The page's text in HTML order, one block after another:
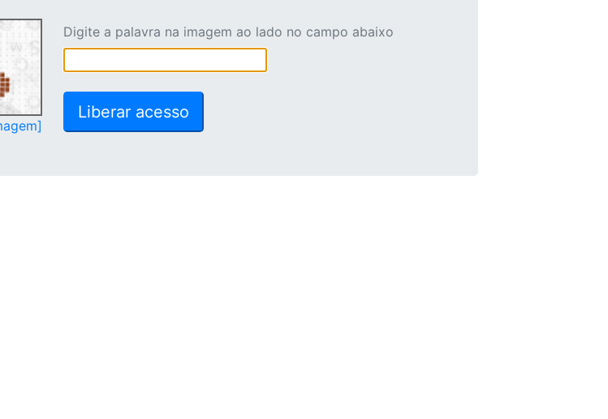
Digite a palavra na imagem ao lado no campo abaixo